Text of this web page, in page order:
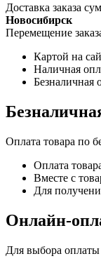
Доставка заказа
Новосибирск
Перемещение
Картой на
Наличная
Безналичная
Оплата товара по
Оплата
Вместе с
Для
Онлайн-
Для выбора